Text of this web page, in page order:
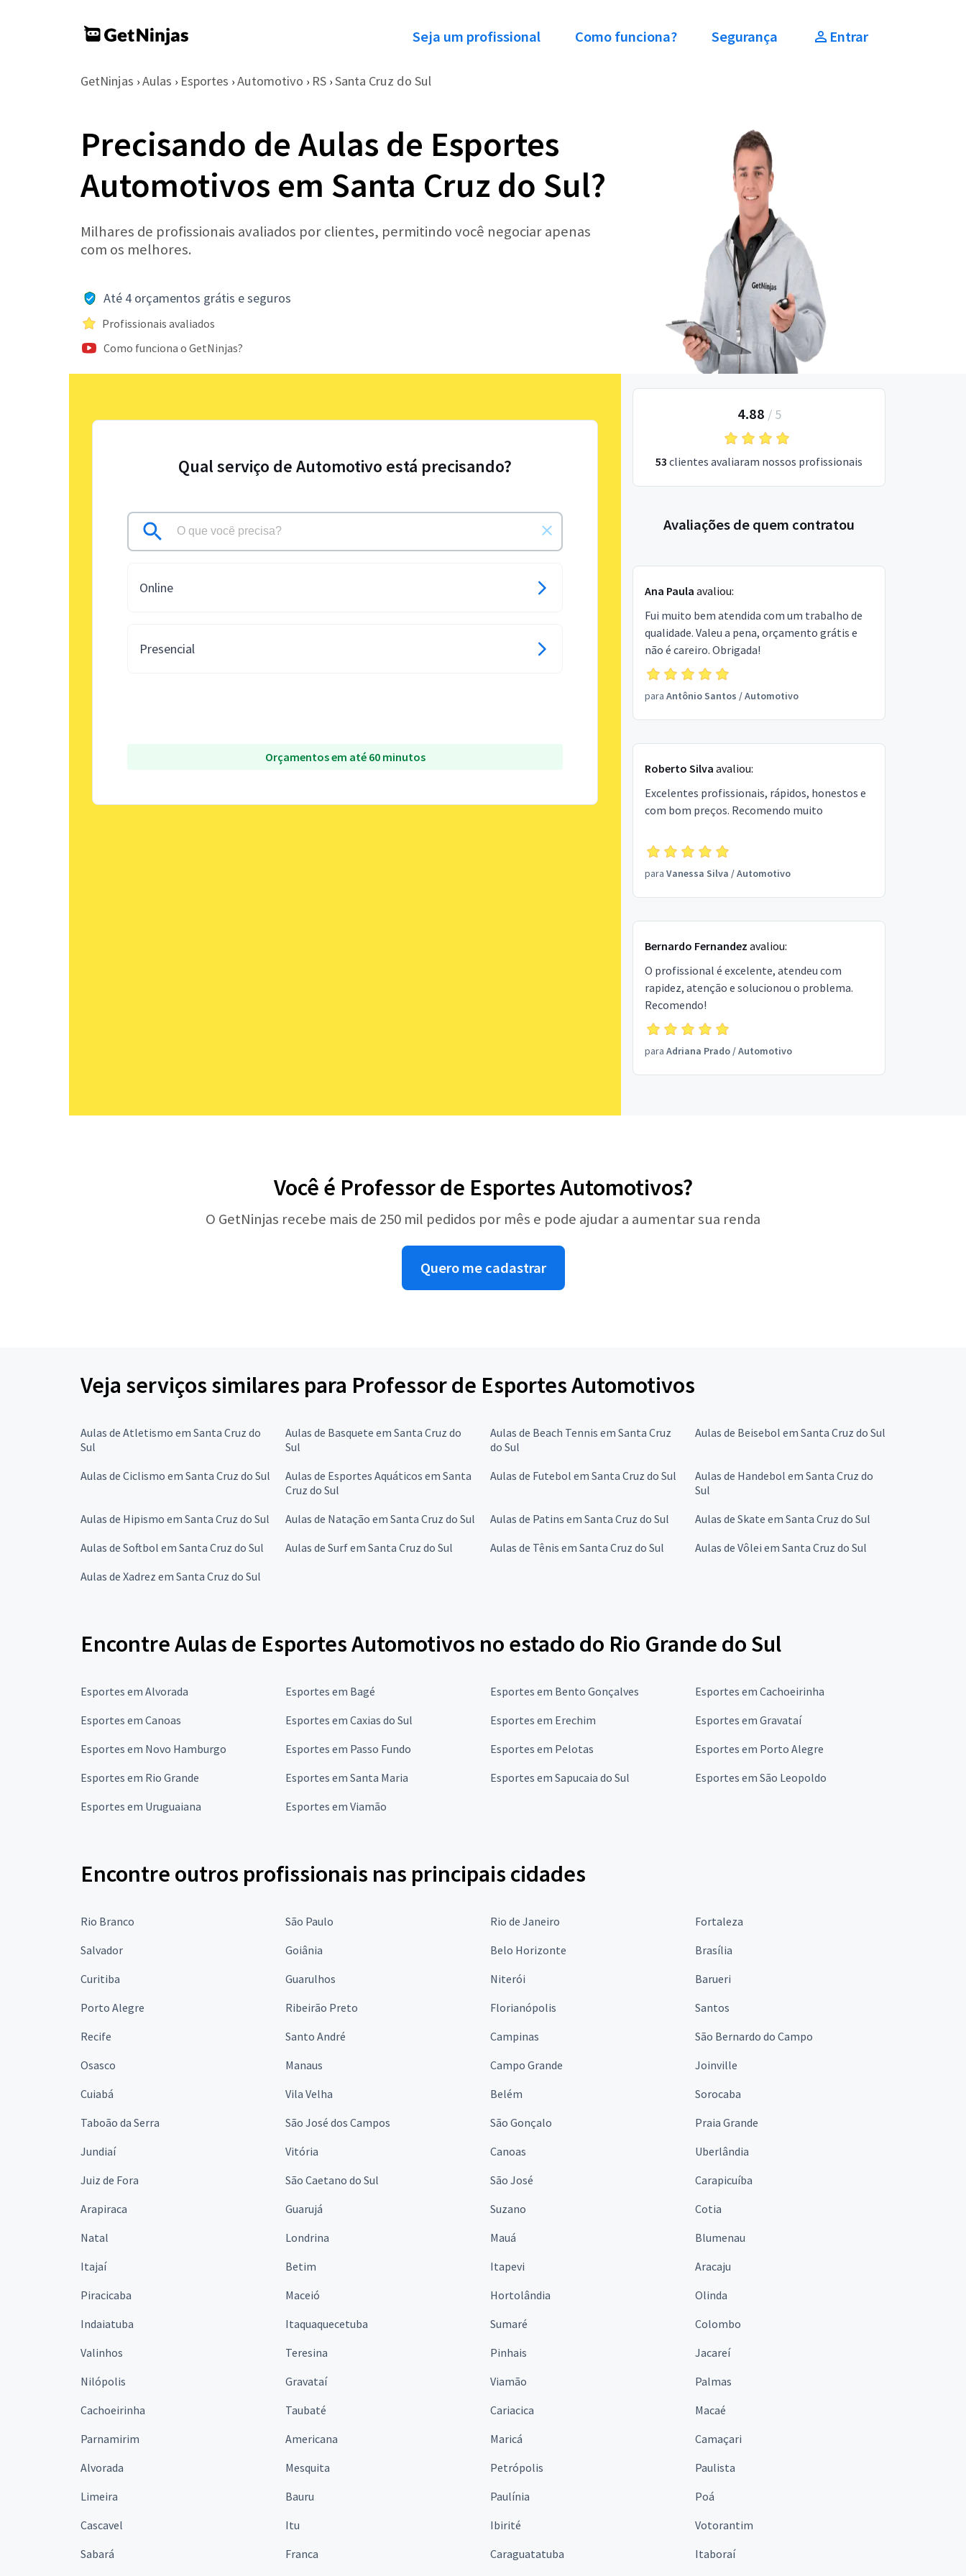
Seja um profissional Como funciona? Segurança Entrar
GetNinjas › Aulas › Esportes › Automotivo › RS › Santa Cruz do Sul
Precisando de Aulas de Esportes
Automotivos em Santa Cruz do Sul?
Milhares de profissionais avaliados por clientes, permitindo você negociar apenas
com os melhores.
Até 4 orçamentos grátis e seguros
Profissionais avaliados
Como funciona o GetNinjas?
Qual serviço de Automotivo está precisando?
Online
Presencial
Orçamentos em até 60 minutos
4.88 / 5
53 clientes avaliaram nossos profissionais
Avaliações de quem contratou
Ana Paula avaliou:
Fui muito bem atendida com um trabalho de
qualidade. Valeu a pena, orçamento grátis e
não é careiro. Obrigada!
para Antônio Santos /Automotivo
Roberto Silva avaliou:
Excelentes profissionais, rápidos, honestos e
com bom preços. Recomendo muito
para Vanessa Silva /Automotivo
Bernardo Fernandez avaliou:
O profissional é excelente, atendeu com
rapidez, atenção e solucionou o problema.
Recomendo!
para Adriana Prado/Automotivo
Você é Professor de Esportes Automotivos?
O GetNinjas recebe mais de 250 mil pedidos por mês e pode ajudar a aumentar sua renda
Quero me cadastrar
Veja serviços similares para Professor de Esportes Automotivos
Aulas de Atletismo em Santa Cruz do
Sul
Aulas de Basquete em Santa Cruz do
Sul
Aulas de Beach Tennis em Santa Cruz
do Sul
Aulas de Beisebol em Santa Cruz do Sul
Aulas de Ciclismo em Santa Cruz do Sul
Aulas de Esportes Aquáticos em Santa
Cruz do Sul
Aulas de Futebol em Santa Cruz do Sul
Aulas de Handebol em Santa Cruz do
Sul
Aulas de Hipismo em Santa Cruz do Sul
Aulas de Natação em Santa Cruz do Sul Aulas de Patins em Santa Cruz do Sul
Aulas de Skate em Santa Cruz do Sul
Aulas de Softbol em Santa Cruz do Sul
Aulas de Surf em Santa Cruz do Sul Aulas de Tênis em Santa Cruz do Sul
Aulas de Vôlei em Santa Cruz do Sul
Aulas de Xadrez em Santa Cruz do Sul
Encontre Aulas de Esportes Automotivos no estado do Rio Grande do Sul
Esportes em Alvorada Esportes em Bagé Esportes em Bento Gonçalves
Esportes em Cachoeirinha
Esportes em Canoas
Esportes em Caxias do Sul Esportes em Erechim
Esportes em Gravataí
Esportes em Novo Hamburgo
Esportes em Passo Fundo Esportes em Pelotas
Esportes em Porto Alegre
Esportes em Rio Grande
Esportes em Santa Maria Esportes em Sapucaia do Sul
Esportes em São Leopoldo
Esportes em Uruguaiana
Esportes em Viamão
Encontre outros profissionais nas principais cidades
Rio Branco São Paulo Rio de Janeiro
Fortaleza
Salvador
Goiânia Belo Horizonte
Brasília
Curitiba
Guarulhos Niterói
Barueri
Porto Alegre
Ribeirão Preto Florianópolis
Santos
Recife
Santo André Campinas
São Bernardo do Campo
Osasco
Manaus Campo Grande
Joinville
Cuiabá
Vila Velha Belém
Sorocaba
Taboão da Serra
São José dos Campos São Gonçalo
Praia Grande
Jundiaí
Vitória Canoas
Uberlândia
Juiz de Fora
São Caetano do Sul São José
Carapicuíba
Arapiraca
Guarujá Suzano
Cotia
Natal
Londrina Mauá
Blumenau
Itajaí
Betim Itapevi
Aracaju
Piracicaba
Maceió Hortolândia
Olinda
Indaiatuba
Itaquaquecetuba Sumaré
Colombo
Valinhos
Teresina Pinhais
Jacareí
Nilópolis
Gravataí Viamão
Palmas
Cachoeirinha
Taubaté Cariacica
Macaé
Parnamirim
Americana Maricá
Camaçari
Alvorada
Mesquita Petrópolis
Paulista
Limeira
Bauru Paulínia
Poá
Cascavel
Itu Ibirité
Votorantim
Sabará
Franca Caraguatatuba
Itaboraí